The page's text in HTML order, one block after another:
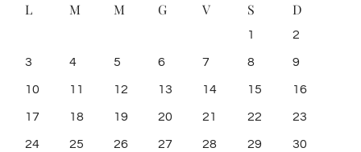
L M M G V S D
1 2
3 4 5 6 7 8 9
10 11 12 13 14 15 16
17 18 19 20 21 22 23
24 25 26 27 28 29 30